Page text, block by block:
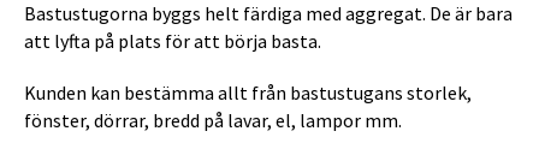
Bastustugorna byggs helt färdiga med aggregat. De är bara
att lyfta på plats för att börja basta.
Kunden kan bestämma allt från bastustugans storlek,
fönster, dörrar, bredd på lavar, el, lampor mm.